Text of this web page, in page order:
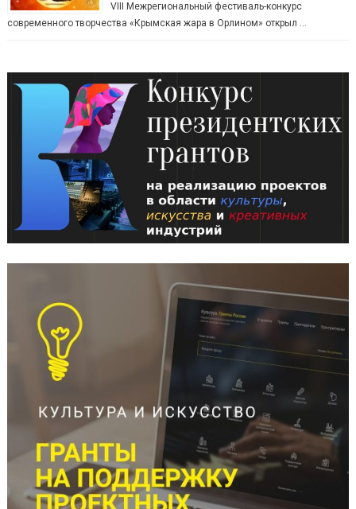
VIII Межрегиональный фестиваль-конкурс
современного творчества «Крымская жара в Орлином» открыл …